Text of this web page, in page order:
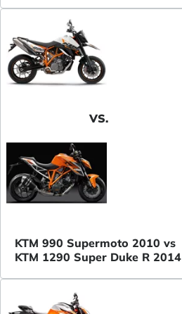
VS.
KTM 990 Supermoto 2010 vs
KTM 1290 Super Duke R 2014